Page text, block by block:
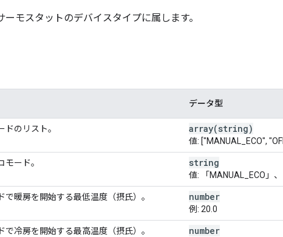
モスタットのデバイスタイプに属します。
データ型
のリスト。 array(string)
値: ["MANUAL_ECO",
ード。 string
値: 「MANUAL_ECO」、
暖房を開始する最低温度（摂氏）。 number
例: 20.0
冷房を開始する最高温度（摂氏）。 number